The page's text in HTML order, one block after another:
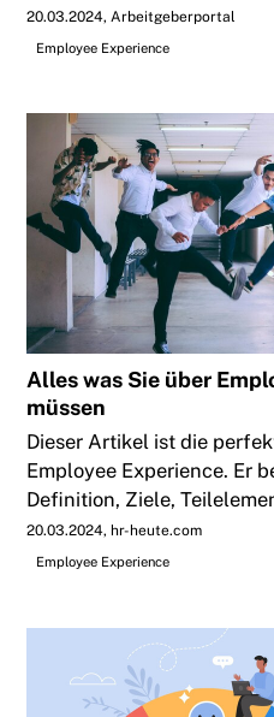
20.03.2024 Arbeitgeberportal
Employee Experience
Alles was Sie über
müssen
Dieser Artikel ist die
Employee Experience. Er
Definition, Ziele,
20.03.2024 hr-heute.com
Employee Experience